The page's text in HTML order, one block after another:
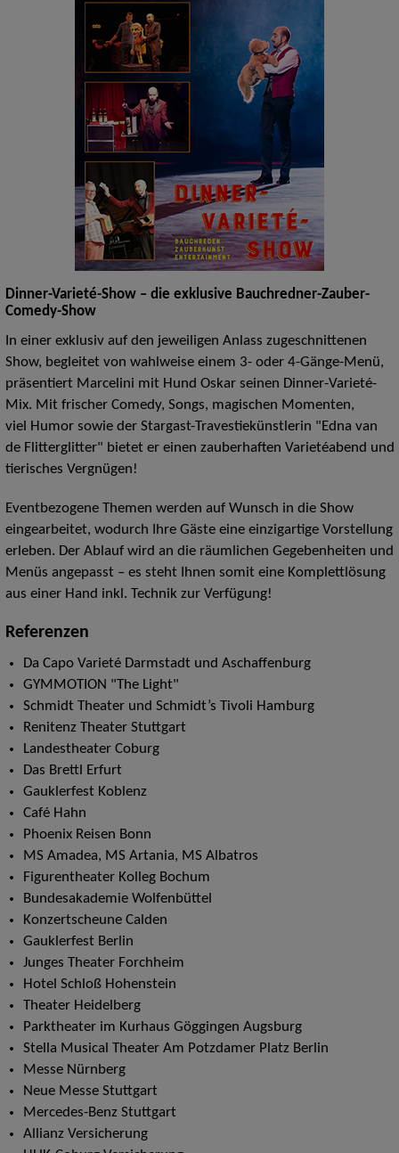
Dinner-Varieté-Show – die exklusive Bauchredner-Zauber-
Comedy-Show
In einer exklusiv auf den jeweiligen Anlass zugeschnittenen
Show, begleitet von wahlweise einem 3- oder 4-Gänge-Menü,
präsentiert Marcelini mit Hund Oskar seinen Dinner-Varieté-
Mix. Mit frischer Comedy, Songs, magischen Momenten,
viel Humor sowie der Stargast-Travestiekünstlerin "Edna van
de Flitterglitter" bietet er einen zauberhaften Varietéabend und
tierisches Vergnügen!
Eventbezogene Themen werden auf Wunsch in die Show
eingearbeitet, wodurch Ihre Gäste eine einzigartige Vorstellung
erleben. Der Ablauf wird an die räumlichen Gegebenheiten und
Menüs angepasst – es steht Ihnen somit eine Komplettlösung
aus einer Hand inkl. Technik zur Verfügung!
Referenzen
Da Capo Varieté Darmstadt und Aschaffenburg
GYMMOTION "The Light"
Schmidt Theater und Schmidt’s Tivoli Hamburg
Renitenz Theater Stuttgart
Landestheater Coburg
Das Brettl Erfurt
Gauklerfest Koblenz
Café Hahn
Phoenix Reisen Bonn
MS Amadea, MS Artania, MS Albatros
Figurentheater Kolleg Bochum
Bundesakademie Wolfenbüttel
Konzertscheune Calden
Gauklerfest Berlin
Junges Theater Forchheim
Hotel Schloß Hohenstein
Theater Heidelberg
Parktheater im Kurhaus Göggingen Augsburg
Stella Musical Theater Am Potzdamer Platz Berlin
Messe Nürnberg
Neue Messe Stuttgart
Mercedes-Benz Stuttgart
Allianz Versicherung